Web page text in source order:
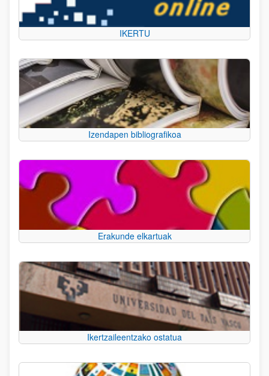
IKERTU
Izendapen bibliografikoa
Erakunde elkartuak
Ikertzaileentzako ostatua